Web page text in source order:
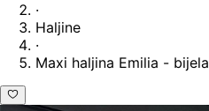
·
Haljine
·
Maxi haljina Emilia - bijela